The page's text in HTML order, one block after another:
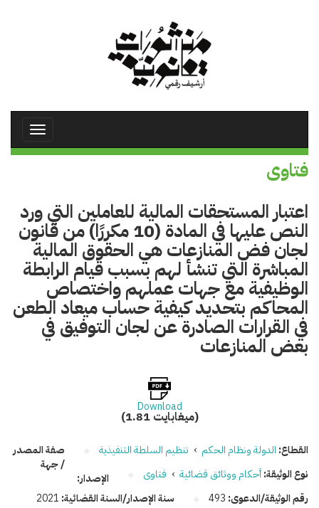
Toggle
فتاوى
اعتبار المستحقات المالية للعاملين التي ورد
النص عليها في المادة (10 مكررًا) من قانون
لجان فض المنازعات هي الحقوق المالية
المباشرة التي تنشأ لهم بسبب قيام الرابطة
الوظيفية مع جهات عملهم واختصاص
المحاكم بتحديد كيفية حساب ميعاد الطعن
في القرارات الصادرة عن لجان التوفيق في
بعض المنازعات
Download
(1.81 ميغابايت)
القطاع: الدولة ونظام الحكم › تنظيم السلطة التنفيذية
نوع الوثيقة:أحكام ووثائق قضائية › فتاوى
رقم الوثيقة/الدعوى: 493 سنة الإصدار/السنة القضائية: 2021
صفة المصدر
/ جهة
الإصدار: